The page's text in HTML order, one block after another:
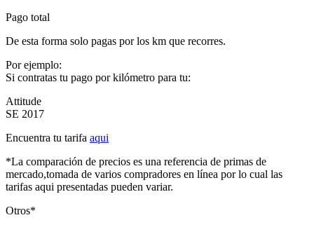
Pago total
De esta forma solo pagas por los km que recorres.
Por ejemplo:
Si contratas tu pago por kilómetro para tu:
Attitude
SE 2017
Encuentra tu tarifa aqui
*La comparación de precios es una referencia de primas de
mercado,tomada de varios compradores en línea por lo cual las
tarifas aqui presentadas pueden variar.
Otros*